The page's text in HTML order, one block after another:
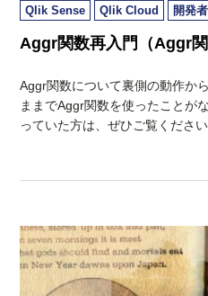
Qlik Sense Qlik Cloud 開発者
Aggr関数再入門（Aggr関
Aggr関数について裏側の動作か
ままでAggr関数を使ったことが
っていた方は、ぜひご覧ください